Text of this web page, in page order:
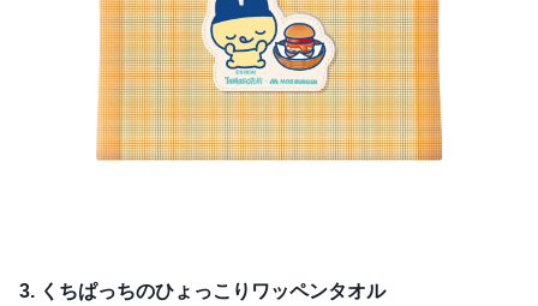
3. くちぱっちのひょっこりワッペンタオル